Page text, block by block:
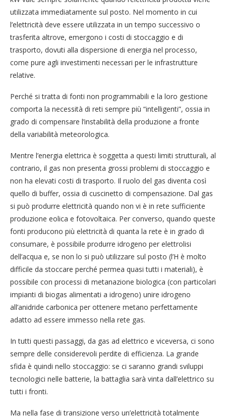
utilizzata immediatamente sul posto. Nel momento in cui
l’elettricità deve essere utilizzata in un tempo successivo o
trasferita altrove, emergono i costi di stoccaggio e di
trasporto, dovuti alla dispersione di energia nel processo,
come pure agli investimenti necessari per le infrastrutture
relative.
Perché si tratta di fonti non programmabili e la loro gestione
comporta la necessità di reti sempre più “intelligenti”, ossia in
grado di compensare l’instabilità della produzione a fronte
della variabilità meteorologica.
Mentre l’energia elettrica è soggetta a questi limiti strutturali, al
contrario, il gas non presenta grossi problemi di stoccaggio e
non ha elevati costi di trasporto. Il ruolo del gas diventa così
quello di buffer, ossia di cuscinetto di compensazione. Dal gas
si può produrre elettricità quando non vi è in rete sufficiente
produzione eolica e fotovoltaica. Per converso, quando queste
fonti producono più elettricità di quanta la rete è in grado di
consumare, è possibile produrre idrogeno per elettrolisi
dell’acqua e, se non lo si può utilizzare sul posto (l’H è molto
difficile da stoccare perché permea quasi tutti i materiali), è
possibile con processi di metanazione biologica (con particolari
impianti di biogas alimentati a idrogeno) unire idrogeno
all’anidride carbonica per ottenere metano perfettamente
adatto ad essere immesso nella rete gas.
In tutti questi passaggi, da gas ad elettrico e viceversa, ci sono
sempre delle considerevoli perdite di efficienza. La grande
sfida è quindi nello stoccaggio: se ci saranno grandi sviluppi
tecnologici nelle batterie, la battaglia sarà vinta dall’elettrico su
tutti i fronti.
Ma nella fase di transizione verso un’elettricità totalmente